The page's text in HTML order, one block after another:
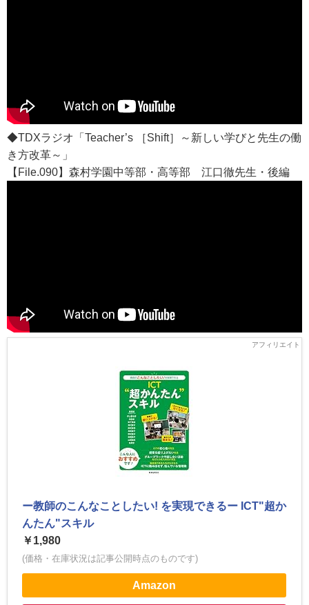
◆TDXラジオ「Teacher’s ［Shift］～新しい学びと先生の働
き方改革～」
【File.090】森村学園中等部・高等部 江口徹先生・後編
ー教師のこんなことしたい! を実現できるー ICT"超か
んたん"スキル
￥1,980
(価格・在庫状況は記事公開時点のものです)
Amazon